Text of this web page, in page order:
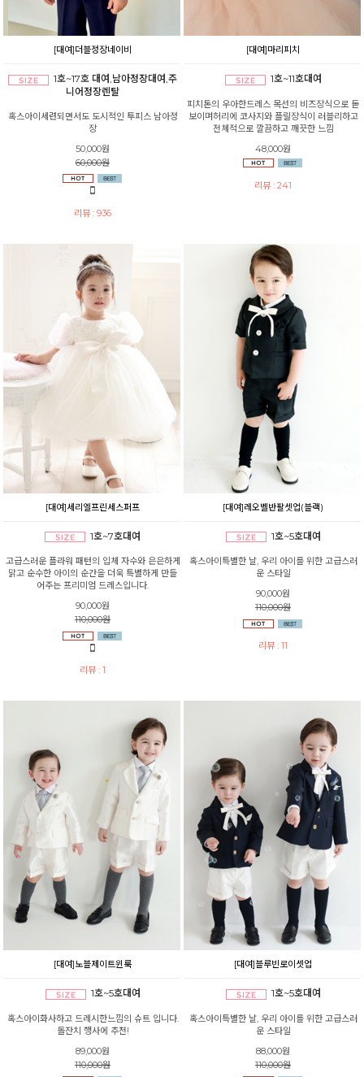
[대여]더블정장네이비
1호~17호 대여,남아정장대여,주
니어정장렌탈
혹스아이세련되면서도 도시적인 투피스 남아정
장
50,000원
60,000원
리뷰 : 936
[대여]마리피치
1호~11호대여
피치톤의 우아한드레스 목선의 비즈장식으로 돋
보이며허리에 코사지와 플릴장식이 러블리하고
전체적으로 깔끔하고 깨끗한 느낌
48,000원
리뷰 : 241
[대여]세리엘프린세스퍼프
1호~7호대여
고급스러운 플라워 패턴의 입체 자수와 은은하게
맑고 순수한 아이의 순간을 더욱 특별하게 만들
어주는 프리미엄 드레스입니다.
90,000원
110,000원
리뷰 : 1
[대여]레오벨반팔셋업(블랙)
1호~5호대여
혹스아이특별한 날, 우리 아이를 위한 고급스러
운 스타일
90,000원
110,000원
리뷰 : 11
[대여]노블제이트윈룩
1호~5호대여
혹스아이화사하고 드레시한느낌의 슈트 입니다.
돌잔치 행사에 추천!
89,000원
110,000원
[대여]블루빈로이셋업
1호~5호대여
혹스아이특별한 날, 우리 아이를 위한 고급스러
운 스타일
88,000원
110,000원